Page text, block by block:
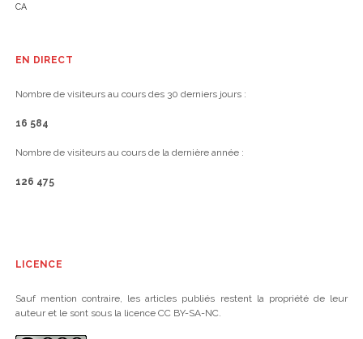
CA
EN DIRECT
Nombre de visiteurs au cours des 30 derniers jours :
16 584
Nombre de visiteurs au cours de la dernière année :
126 475
LICENCE
Sauf mention contraire, les articles publiés restent la propriété de leur
auteur et le sont sous la licence CC BY-SA-NC.